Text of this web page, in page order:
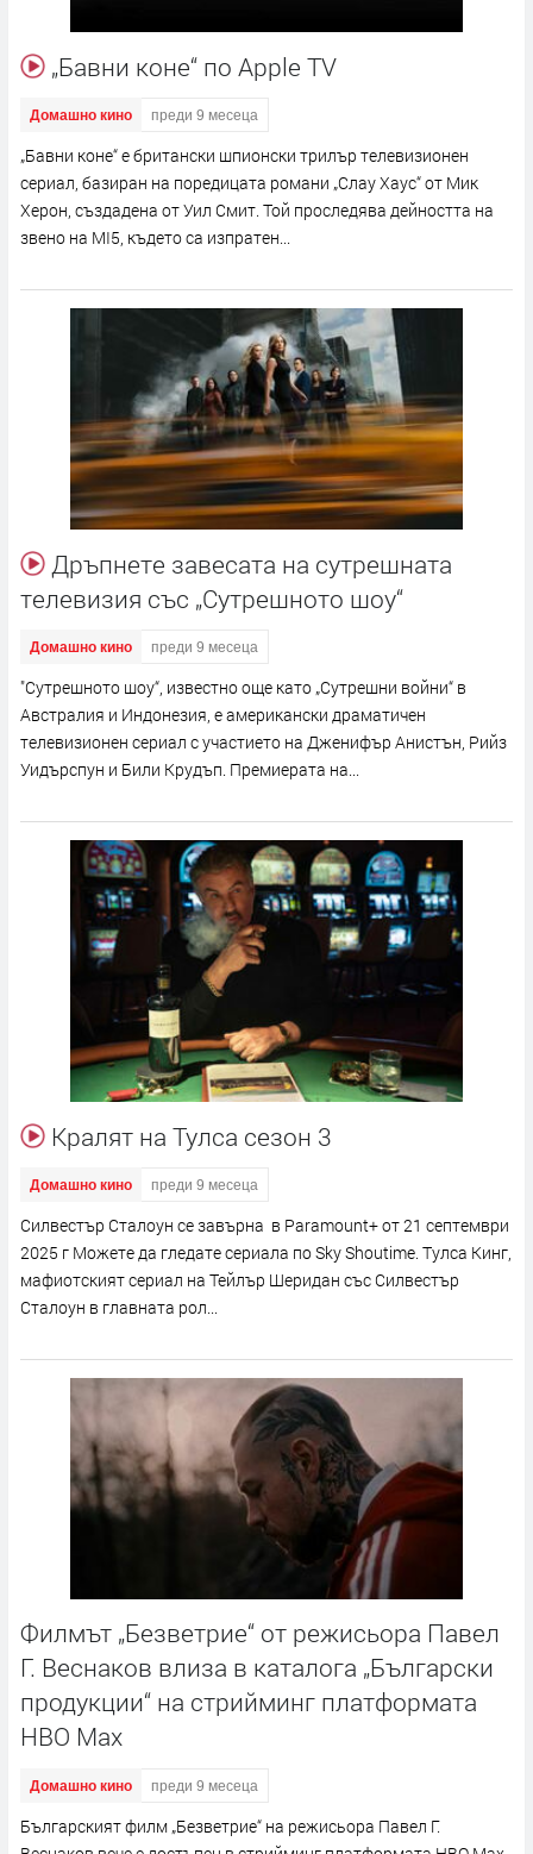
„Бавни коне“ по Apple TV
Домашно кино преди 9 месеца
„Бавни коне“ е британски шпионски трилър телевизионен
сериал, базиран на поредицата романи „Слау Хаус“ от Мик
Херон, създадена от Уил Смит. Той проследява дейността на
звено на MI5, където са изпратен...
Дръпнете завесата на сутрешната
телевизия със „Сутрешното шоу“
Домашно кино преди 9 месеца
"Сутрешното шоу“, известно още като „Сутрешни войни“ в
Австралия и Индонезия, е американски драматичен
телевизионен сериал с участието на Дженифър Анистън, Рийз
Уидърспун и Били Крудъп. Премиерата на...
Кралят на Тулса сезон 3
Домашно кино преди 9 месеца
Силвестър Сталоун се завърна в Paramount+ от 21 септември
2025 г Можете да гледате сериала по Sky Shoutime. Тулса Кинг,
мафиотският сериал на Тейлър Шеридан със Силвестър
Сталоун в главната рол...
Филмът „Безветрие“ от режисьора Павел
Г. Веснаков влиза в каталогa „Български
продукции“ на стрийминг платформата
HBO Max
Домашно кино преди 9 месеца
Българският филм „Безветрие“ на режисьора Павел Г.